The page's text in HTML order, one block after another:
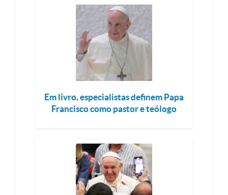
Em livro, especialistas definem Papa
Francisco como pastor e teólogo